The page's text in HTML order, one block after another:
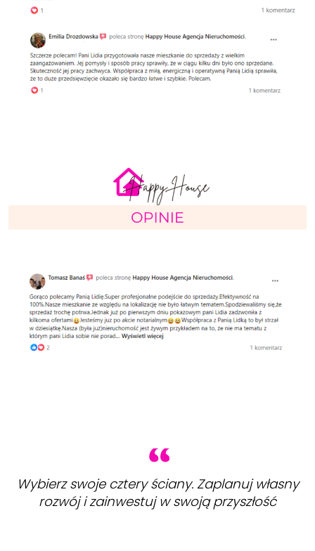
Wybierz swoje cztery ściany. Zaplanuj własny
rozwój i zainwestuj w swoją przyszłość